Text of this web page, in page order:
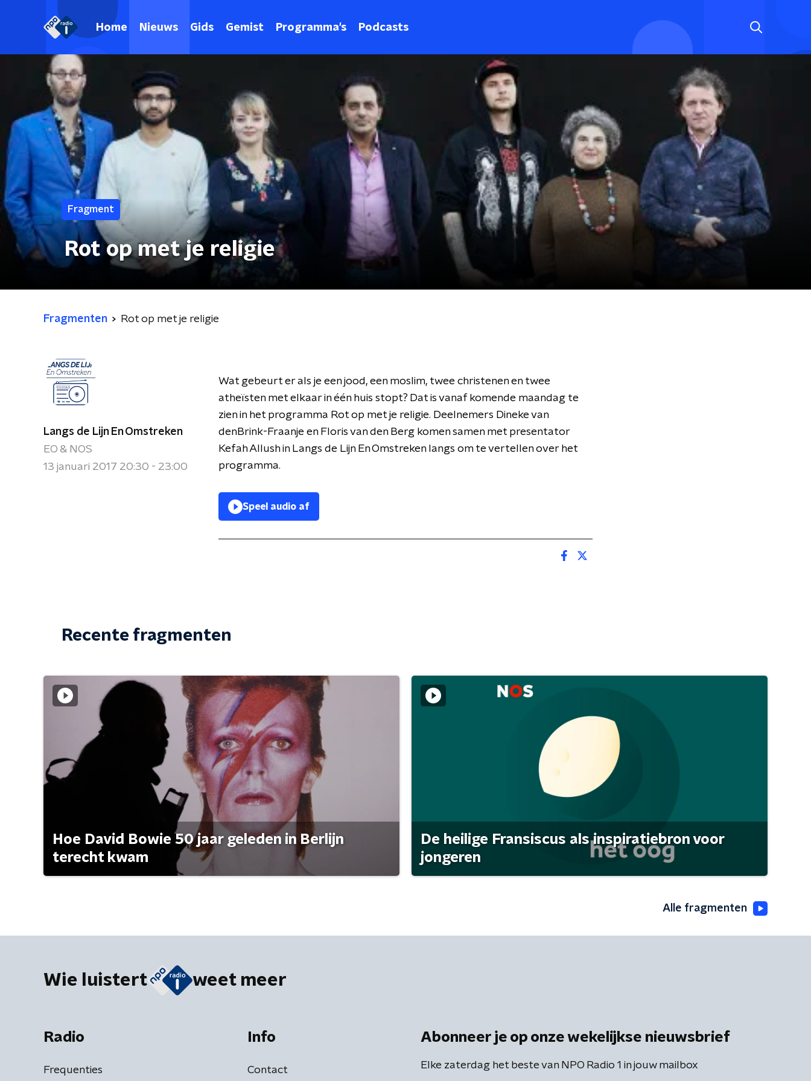
Home Nieuws Gids Gemist Programma's Podcasts
Fragment
Rot op met je religie
Fragmenten Rot op met je religie
Langs de Lijn En Omstreken
EO & NOS
13 januari 2017 20:30 - 23:00
Wat gebeurt er als je een jood, een moslim, twee christenen en twee
atheïsten met elkaar inéén huis stopt? Dat is vanaf komende maandag te
zien in het programma Rot op met je religie. Deelnemers Dineke van
denBrink-Fraanje en Floris van den Berg komen samen met presentator
Kefah Allush in Langs de Lijn En Omstreken langs om te vertellen over het
programma.
Speel audio af
Recente fragmenten
Hoe David Bowie 50 jaar geleden in Berlijn
terecht kwam
De heilige Fransiscus als inspiratiebron voor
jongeren
Alle fragmenten
Wie luistert weet meer
Radio
Frequenties
Info
Contact
Abonneer je op onze wekelijkse nieuwsbrief
Elke zaterdag het beste van NPO Radio 1 in jouw mailbox